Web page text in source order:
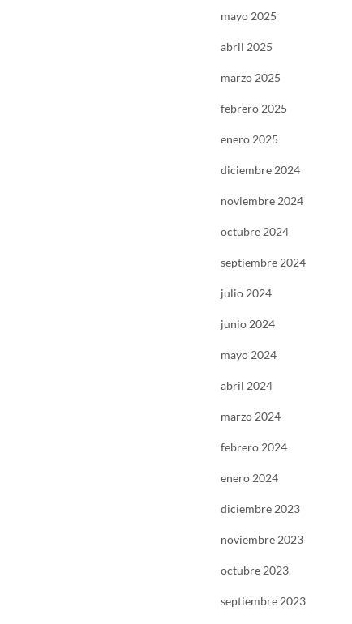
mayo 2025
abril 2025
marzo 2025
febrero 2025
enero 2025
diciembre 2024
noviembre 2024
octubre 2024
septiembre 2024
julio 2024
junio 2024
mayo 2024
abril 2024
marzo 2024
febrero 2024
enero 2024
diciembre 2023
noviembre 2023
octubre 2023
septiembre 2023